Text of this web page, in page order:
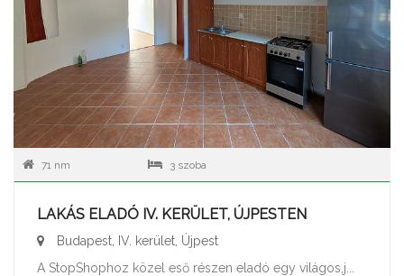
71 nm 3 szoba
LAKÁS ELADÓ IV. KERÜLET, ÚJPESTEN
Budapest, IV. kerület, Újpest
A StopShophoz közel eső részen eladó egy világos,j...